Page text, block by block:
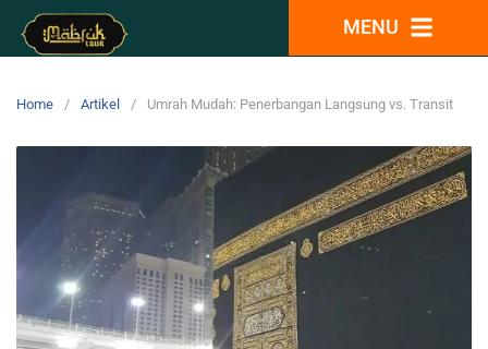
MENU
Home Artikel Umrah Mudah: Penerbangan Langsung vs. Transit